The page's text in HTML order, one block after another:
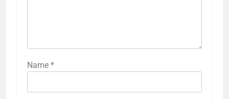
Name *